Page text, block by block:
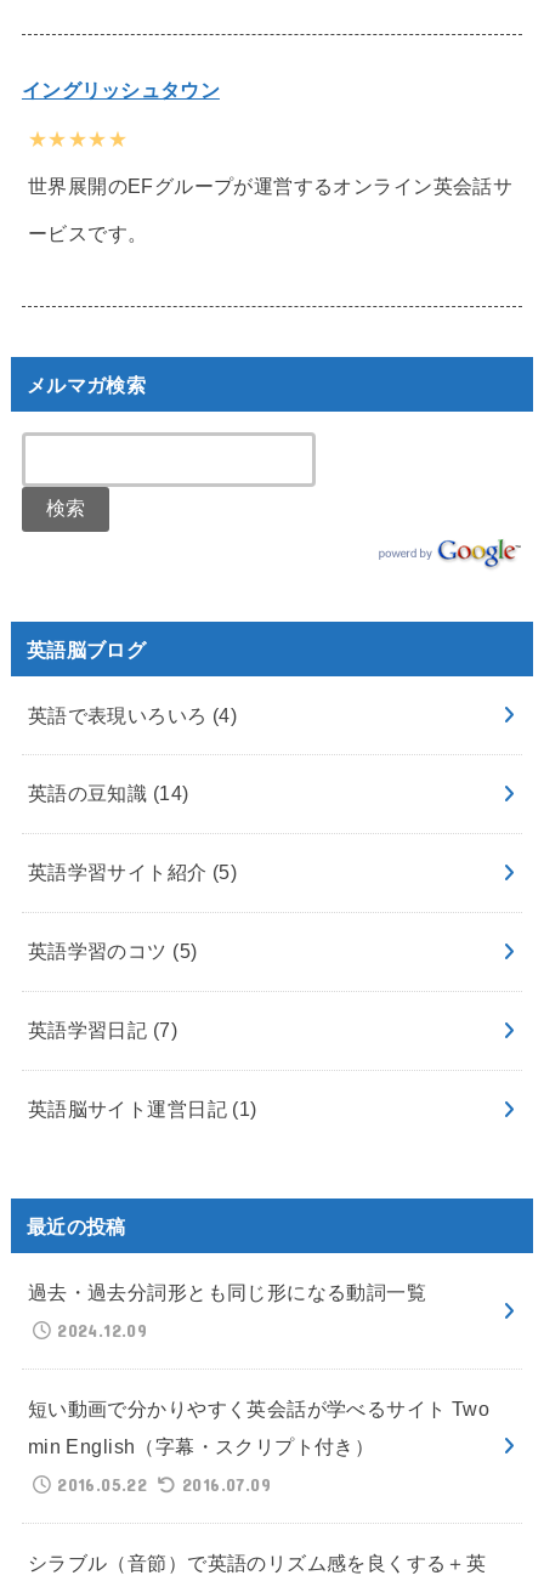
イングリッシュタウン
★★★★★
世界展開のEFグループが運営するオンライン英会話サ
ービスです。
メルマガ検索
英語脳ブログ
英語で表現いろいろ (4)
英語の豆知識 (14)
英語学習サイト紹介 (5)
英語学習のコツ (5)
英語学習日記 (7)
英語脳サイト運営日記 (1)
最近の投稿
過去・過去分詞形とも同じ形になる動詞一覧
2024.12.09
短い動画で分かりやすく英会話が学べるサイト Two
min English（字幕・スクリプト付き）
2016.05.22
2016.07.09
シラブル（音節）で英語のリズム感を良くする＋英